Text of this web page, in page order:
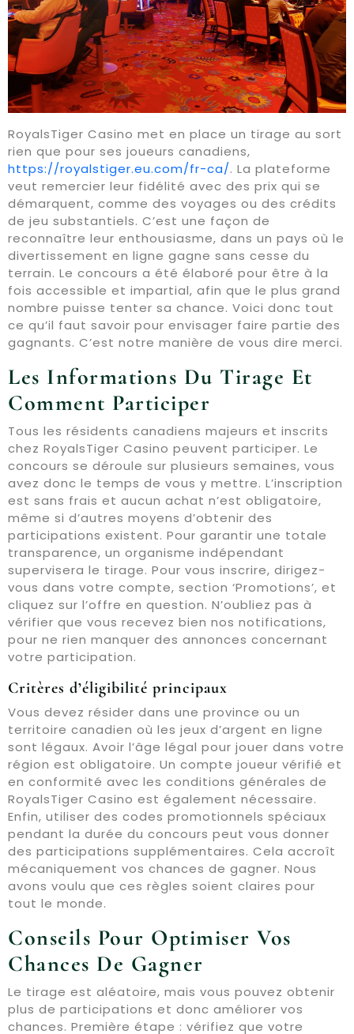
RoyalsTiger Casino met en place un tirage au sort
rien que pour ses joueurs canadiens,
https://royalstiger.eu.com/fr-ca/. La plateforme
veut remercier leur fidélité avec des prix qui se
démarquent, comme des voyages ou des crédits
de jeu substantiels. C’est une façon de
reconnaître leur enthousiasme, dans un pays où le
divertissement en ligne gagne sans cesse du
terrain. Le concours a été élaboré pour être à la
fois accessible et impartial, afin que le plus grand
nombre puisse tenter sa chance. Voici donc tout
ce qu’il faut savoir pour envisager faire partie des
gagnants. C’est notre manière de vous dire merci.
Les Informations Du Tirage Et
Comment Participer
Tous les résidents canadiens majeurs et inscrits
chez RoyalsTiger Casino peuvent participer. Le
concours se déroule sur plusieurs semaines, vous
avez donc le temps de vous y mettre. L’inscription
est sans frais et aucun achat n’est obligatoire,
même si d’autres moyens d’obtenir des
participations existent. Pour garantir une totale
transparence, un organisme indépendant
supervisera le tirage. Pour vous inscrire, dirigez-
vous dans votre compte, section ‘Promotions’, et
cliquez sur l’offre en question. N’oubliez pas à
vérifier que vous recevez bien nos notifications,
pour ne rien manquer des annonces concernant
votre participation.
Critères d’éligibilité principaux
Vous devez résider dans une province ou un
territoire canadien où les jeux d’argent en ligne
sont légaux. Avoir l’âge légal pour jouer dans votre
région est obligatoire. Un compte joueur vérifié et
en conformité avec les conditions générales de
RoyalsTiger Casino est également nécessaire.
Enfin, utiliser des codes promotionnels spéciaux
pendant la durée du concours peut vous donner
des participations supplémentaires. Cela accroît
mécaniquement vos chances de gagner. Nous
avons voulu que ces règles soient claires pour
tout le monde.
Conseils Pour Optimiser Vos
Chances De Gagner
Le tirage est aléatoire, mais vous pouvez obtenir
plus de participations et donc améliorer vos
chances. Première étape : vérifiez que votre